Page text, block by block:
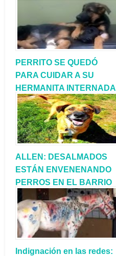
PERRITO SE QUEDÓ
PARA CUIDAR A SU
HERMANITA INTERNADA
ALLEN: DESALMADOS
ESTÁN ENVENENANDO
PERROS EN EL BARRIO
SANTA CATALINA
Indignación en las redes: